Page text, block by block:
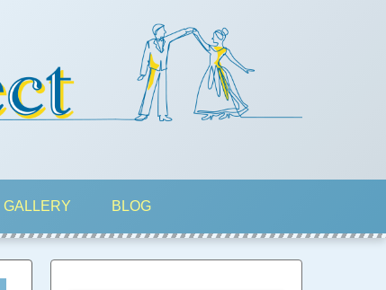
GALLERY BLOG